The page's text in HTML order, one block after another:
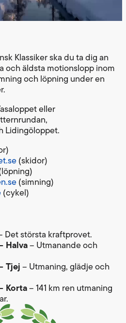
Klassiker ska du ta dig an
och äldsta motionslopp inom
och löpning under en
eller
Lidingöloppet.
(skidor)
(simning)
(cykel)
Det största kraftprovet.
Halva– Utmanande och
Tjej– Utmaning, glädje och
Korta– 141 km ren utmaning